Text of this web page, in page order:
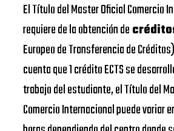
El Título del Master Oficial Comercio
requiere de la obtención de
Europeo de Transferencia de
cuenta que 1 crédito ECTS se
trabajo del estudiante, el Título del
Comercio Internacional puede variar